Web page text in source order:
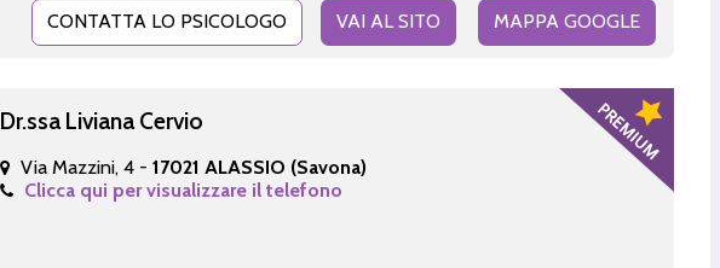
MAPPA GOOGLE
CONTATTA LO PSICOLOGO VAI AL SITO
Dr.ssa Liviana Cervio
Via Mazzini, 4 -17021 ALASSIO (Savona)
Clicca qui per visualizzare il telefono